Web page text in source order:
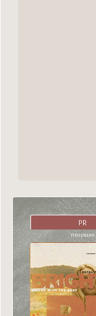
PR
пиарщик